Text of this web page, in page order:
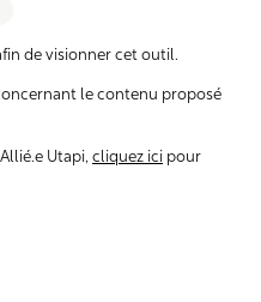
de visionner cet outil.
le contenu proposé
Utapi, cliquez ici pour